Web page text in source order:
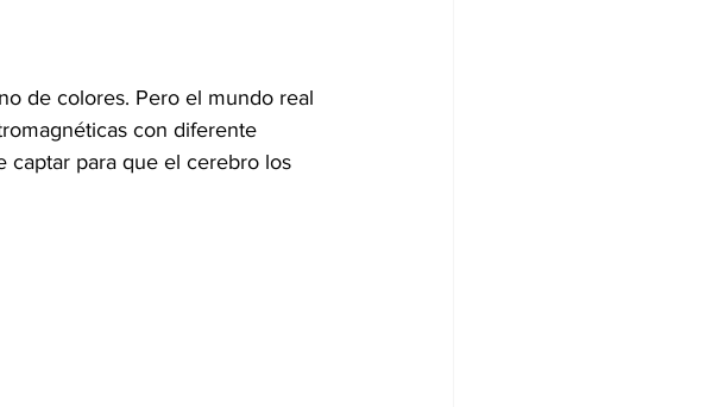
de colores. Pero el mundo real
con diferente
captar para que el cerebro los